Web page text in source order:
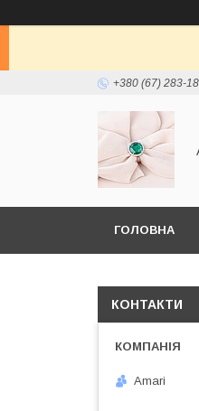
+380 (67) 283-
ГОЛОВНА
КОНТАКТИ
Amari